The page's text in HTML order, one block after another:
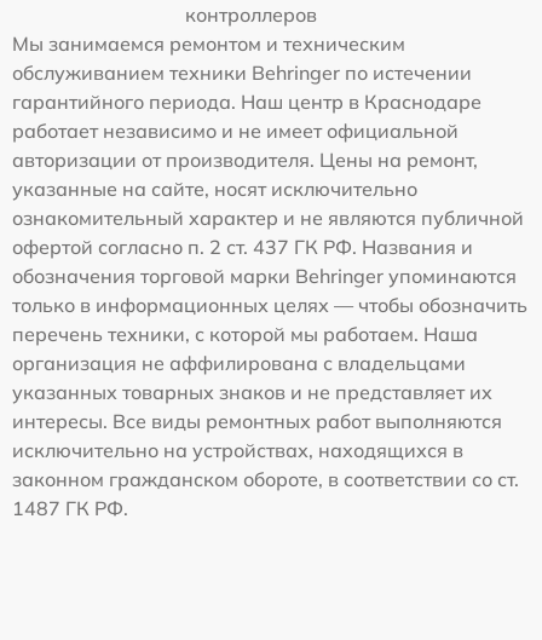
контроллеров
Мы занимаемся ремонтом и техническим
обслуживанием техники Behringer по истечении
гарантийного периода. Наш центр в Краснодаре
работает независимо и не имеет официальной
авторизации от производителя. Цены на ремонт,
указанные на сайте, носят исключительно
ознакомительный характер и не являются публичной
офертой согласно п. 2 ст. 437 ГК РФ. Названия и
обозначения торговой марки Behringer упоминаются
только в информационных целях — чтобы обозначить
перечень техники, с которой мы работаем. Наша
организация не аффилирована с владельцами
указанных товарных знаков и не представляет их
интересы. Все виды ремонтных работ выполняются
исключительно на устройствах, находящихся в
законном гражданском обороте, в соответствии со ст.
1487 ГК РФ.